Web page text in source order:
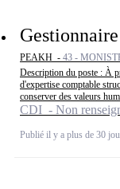
PEAKH - 43 -
Description du poste : À
d'expertise comptable
conserver des valeurs
CDI - Non
Publié il y a plus de 30